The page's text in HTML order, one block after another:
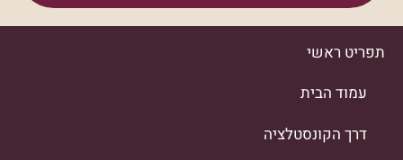
תפריט ראשי
עמוד הבית
דרך הקונסטלציה